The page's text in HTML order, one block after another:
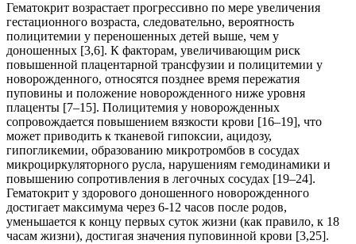
Гематокрит возрастает прогрессивно по мере увеличения
гестационного возраста, следовательно, вероятность
полицитемии у переношенных детей выше, чем у
доношенных [3,6]. К факторам, увеличивающим риск
повышенной плацентарной трансфузии и полицитемии у
новорожденного, относятся позднее время пережатия
пуповины и положение новорожденного ниже уровня
плаценты [7–15]. Полицитемия у новорожденных
сопровождается повышением вязкости крови [16–19], что
может приводить к тканевой гипоксии, ацидозу,
гипогликемии, образованию микротромбов в сосудах
микроциркуляторного русла, нарушениям гемодинамики и
повышению сопротивления в легочных сосудах [19–24].
Гематокрит у здорового доношенного новорожденного
достигает максимума через 6-12 часов после родов,
уменьшается к концу первых суток жизни (как правило, к 18
часам жизни), достигая значения пуповинной крови [3,25].